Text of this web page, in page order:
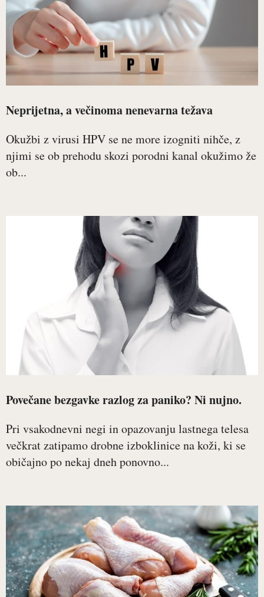
Neprijetna, a večinoma nenevarna težava
Okužbi z virusi HPV se ne more izogniti nihče, z
njimi se ob prehodu skozi porodni kanal okužimo že
ob...
Povečane bezgavke razlog za paniko? Ni nujno.
Pri vsakodnevni negi in opazovanju lastnega telesa
večkrat zatipamo drobne izboklinice na koži, ki se
običajno po nekaj dneh ponovno...